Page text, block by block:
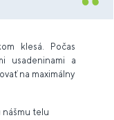
klesá. Počas
usadeninami a
na maximálny
nášmu telu